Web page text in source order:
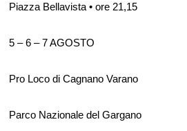
Piazza Bellavista • ore 21,15
5 – 6 – 7 AGOSTO
Pro Loco di Cagnano Varano
Parco Nazionale del Gargano